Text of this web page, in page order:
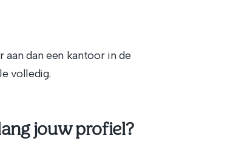
dan een kantoor in de
volledig.
jouw profiel?